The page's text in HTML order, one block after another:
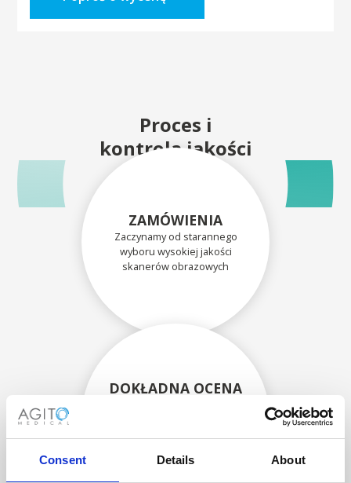
Consent Details About
Proces i
kontrola jakości
ZAMÓWIENIA
Zaczynamy od starannego
wyboru wysokiej jakości
skanerów obrazowych
DOKŁADNA OCENA